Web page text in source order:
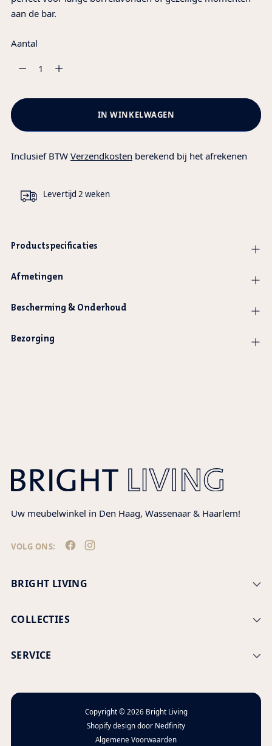
aan de bar.
Aantal
IN WINKELWAGEN
Inclusief BTW Verzendkosten berekend bij het afrekenen
Levertijd 2 weken
Productspecificaties
Afmetingen
Bescherming & Onderhoud
Bezorging
Uw meubelwinkel in Den Haag, Wassenaar & Haarlem!
VOLG ONS:
BRIGHT LIVING
COLLECTIES
SERVICE
Copyright © 2026 Bright Living
Shopify design door Nedfinity
Algemene Voorwaarden